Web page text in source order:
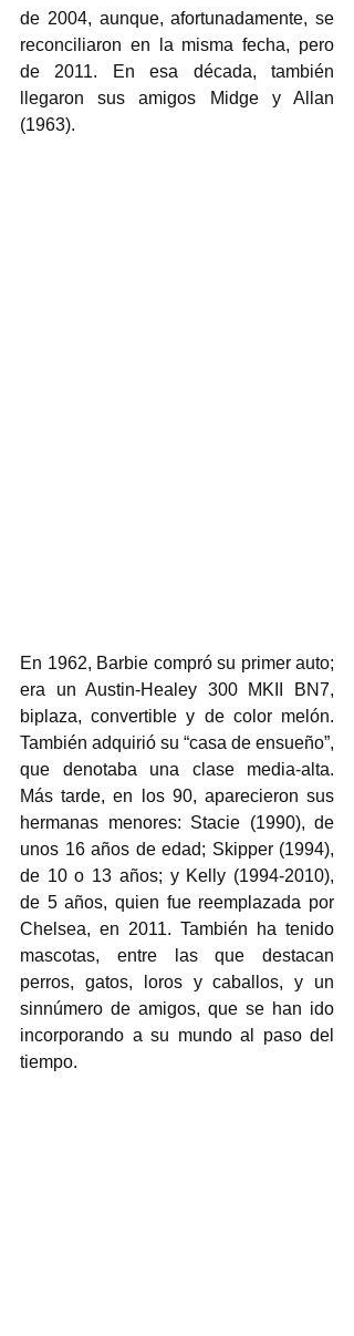
de 2004, aunque, afortunadamente, se
reconciliaron en la misma fecha, pero
de 2011. En esa década, también
llegaron sus amigos Midge y Allan
(1963).
En 1962, Barbie compró su primer auto;
era un Austin-Healey 300 MKII BN7,
biplaza, convertible y de color melón.
También adquirió su “casa de ensueño”,
que denotaba una clase media-alta.
Más tarde, en los 90, aparecieron sus
hermanas menores: Stacie (1990), de
unos 16 años de edad; Skipper (1994),
de 10 o 13 años; y Kelly (1994-2010),
de 5 años, quien fue reemplazada por
Chelsea, en 2011. También ha tenido
mascotas, entre las que destacan
perros, gatos, loros y caballos, y un
sinnúmero de amigos, que se han ido
incorporando a su mundo al paso del
tiempo.